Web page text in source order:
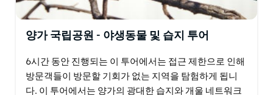
양가 국립공원 - 야생동물 및 습지 투어
6시간 동안 진행되는 이 투어에서는 접근 제한으로 인해
방문객들이 방문할 기회가 없는 지역을 탐험하게 됩니
다. 이 투어에서는 양가의 광대한 습지와 개울 네트워크